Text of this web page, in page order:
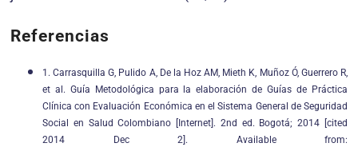
Referencias
1. Carrasquilla G, Pulido A, De la Hoz AM, Mieth K, Muñoz Ó, Guerrero R,
et al. Guía Metodológica para la elaboración de Guías de Práctica
Clínica con Evaluación Económica en el Sistema General de Seguridad
Social en Salud Colombiano [Internet]. 2nd ed. Bogotá; 2014 [cited
2014 Dec 2]. Available from: